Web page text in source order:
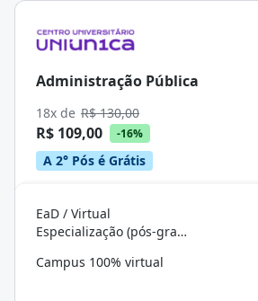
Administração Pública
18x de R$ 130,00
R$ 109,00 -16%
A 2° Pós é Grátis
EaD / Virtual
Especialização (pós-graduação)
Campus 100% virtual